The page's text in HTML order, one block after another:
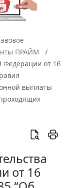
ПРАЙМ
Федерации от 16
выплаты
от 16